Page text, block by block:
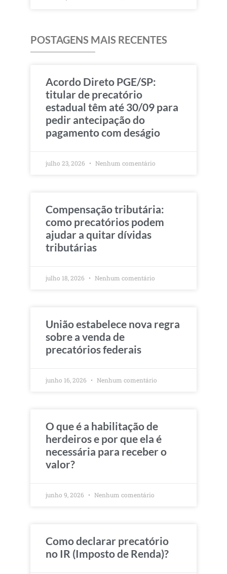
POSTAGENS MAIS RECENTES
Acordo Direto PGE/SP:
titular de precatório
estadual têm até 30/09 para
pedir antecipação do
pagamento com deságio
julho 23, 2026 Nenhum comentário
Compensação tributária:
como precatórios podem
ajudar a quitar dívidas
tributárias
julho 18, 2026 Nenhum comentário
União estabelece nova regra
sobre a venda de
precatórios federais
junho 16, 2026 Nenhum comentário
O que é a habilitação de
herdeiros e por que ela é
necessária para receber o
valor?
junho 9, 2026 Nenhum comentário
Como declarar precatório
no IR (Imposto de Renda)?